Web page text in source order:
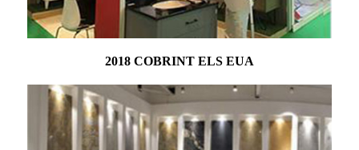
2018 COBRINT ELS EUA